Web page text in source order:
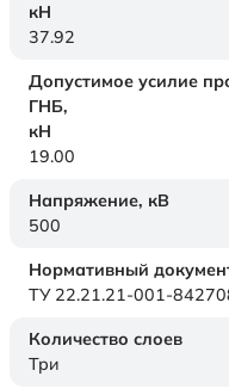
кН
37.92
Допустимое усилие
ГНБ,
кН
19.00
Напряжение, кВ
500
Нормативный
ТУ 22.21.21-001-
Количество слоев
Три